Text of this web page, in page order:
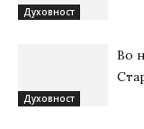
Духовност
Духовност
Во